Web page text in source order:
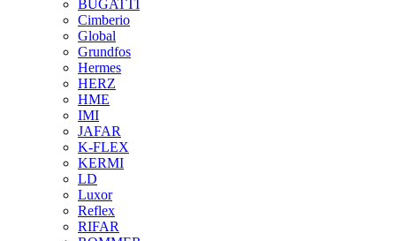
BUGATTI
Cimberio
Global
Grundfos
Hermes
HERZ
HME
IMI
JAFAR
K-FLEX
KERMI
LD
Luxor
Reflex
RIFAR